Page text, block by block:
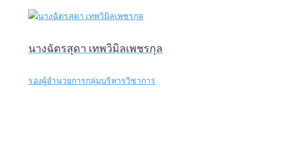
นางฉัตรสุดา เทพวิมิลเพชรกุล
รองผู้อำนวยการกลุ่มบริหารวิชาการ